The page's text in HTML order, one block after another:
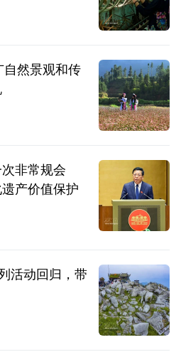
自然景观和传
非常规会
产价值保护
活动回归，带